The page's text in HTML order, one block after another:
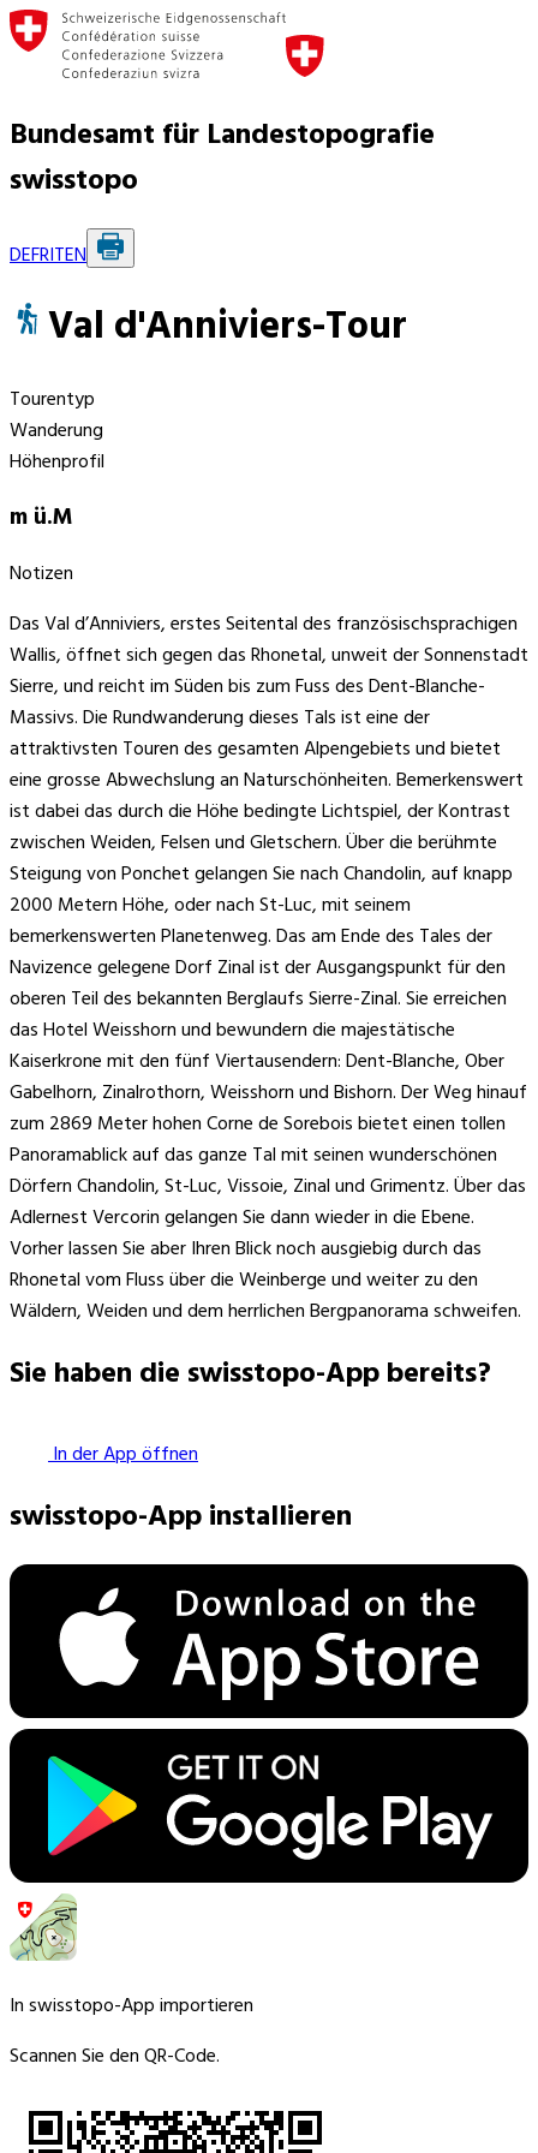
Bundesamt für Landestopografie
swisstopo
DEFRITEN
Val d'Anniviers-Tour
Tourentyp
Wanderung
Höhenprofil
m ü.M
Notizen
Das Val d’Anniviers, erstes Seitental des französischsprachigen
Wallis, öffnet sich gegen das Rhonetal, unweit der Sonnenstadt
Sierre, und reicht im Süden bis zum Fuss des Dent-Blanche-
Massivs. Die Rundwanderung dieses Tals ist eine der
attraktivsten Touren des gesamten Alpengebiets und bietet
eine grosse Abwechslung an Naturschönheiten. Bemerkenswert
ist dabei das durch die Höhe bedingte Lichtspiel, der Kontrast
zwischen Weiden, Felsen und Gletschern. Über die berühmte
Steigung von Ponchet gelangen Sie nach Chandolin, auf knapp
2000 Metern Höhe, oder nach St-Luc, mit seinem
bemerkenswerten Planetenweg. Das am Ende des Tales der
Navizence gelegene Dorf Zinal ist der Ausgangspunkt für den
oberen Teil des bekannten Berglaufs Sierre-Zinal. Sie erreichen
das Hotel Weisshorn und bewundern die majestätische
Kaiserkrone mit den fünf Viertausendern: Dent-Blanche, Ober
Gabelhorn, Zinalrothorn, Weisshorn und Bishorn. Der Weg hinauf
zum 2869 Meter hohen Corne de Sorebois bietet einen tollen
Panoramablick auf das ganze Tal mit seinen wunderschönen
Dörfern Chandolin, St-Luc, Vissoie, Zinal und Grimentz. Über das
Adlernest Vercorin gelangen Sie dann wieder in die Ebene.
Vorher lassen Sie aber Ihren Blick noch ausgiebig durch das
Rhonetal vom Fluss über die Weinberge und weiter zu den
Wäldern, Weiden und dem herrlichen Bergpanorama schweifen.
Sie haben die swisstopo-App bereits?
In der App öffnen
swisstopo-App installieren
In swisstopo-App importieren
Scannen Sie den QR-Code.